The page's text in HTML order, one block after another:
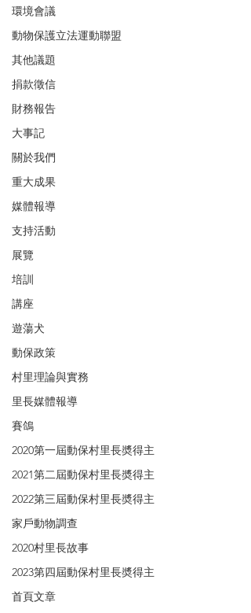
環境會議
動物保護立法運動聯盟
其他議題
捐款徵信
財務報告
大事記
關於我們
重大成果
媒體報導
支持活動
展覽
培訓
講座
遊蕩犬
動保政策
村里理論與實務
里長媒體報導
賽鴿
2020第一屆動保村里長奬得主
2021第二屆動保村里長奬得主
2022第三屆動保村里長奬得主
家戶動物調查
2020村里長故事
2023第四屆動保村里長奬得主
首頁文章